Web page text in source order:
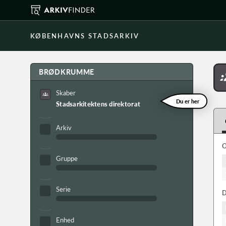
KØBENHAVNS STADSARKIV
BRØDKRUMME
Skaber
Stadsarkitektens direktorat
Du er her
Arkiv
Gruppe
Serie
Enhed